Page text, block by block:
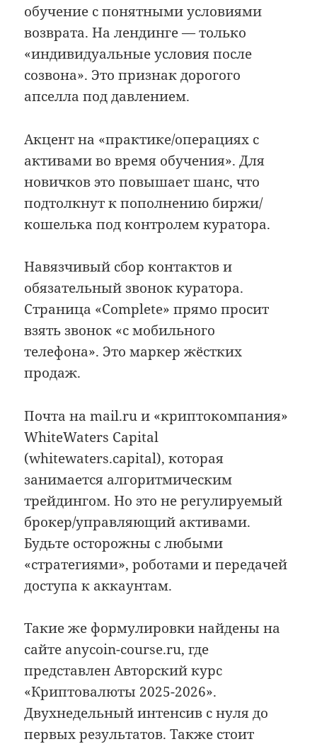
обучение с понятными условиями
возврата. На лендинге — только
«индивидуальные условия после
созвона». Это признак дорогого
апселла под давлением.
Акцент на «практике/операциях с
активами во время обучения». Для
новичков это повышает шанс, что
подтолкнут к пополнению биржи/
кошелька под контролем куратора.
Навязчивый сбор контактов и
обязательный звонок куратора.
Страница «Complete» прямо просит
взять звонок «с мобильного
телефона». Это маркер жёстких
продаж.
Почта на mail.ru и «криптокомпания»
WhiteWaters Capital
(whitewaters.capital), которая
занимается алгоритмическим
трейдингом. Но это не регулируемый
брокер/управляющий активами.
Будьте осторожны с любыми
«стратегиями», роботами и передачей
доступа к аккаунтам.
Такие же формулировки найдены на
сайте anycoin-course.ru, где
представлен Авторский курс
«Криптовалюты 2025-2026».
Двухнедельный интенсив с нуля до
первых результатов. Также стоит